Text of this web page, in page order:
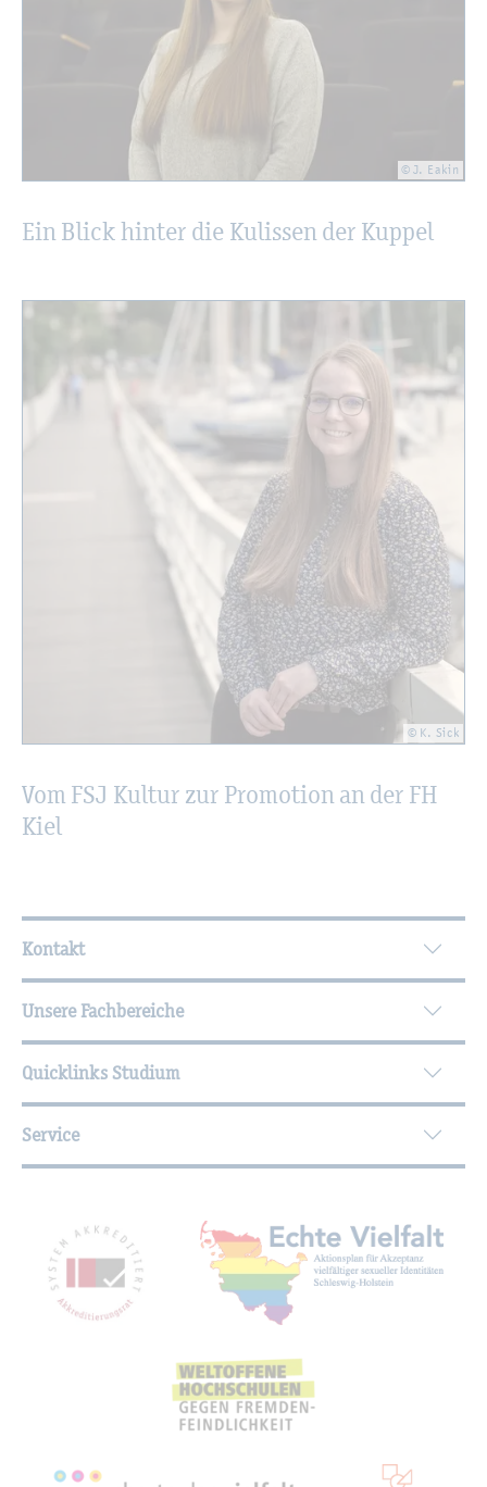
© J. Eakin
Ein Blick hin­ter die Ku­lis­sen der Kup­pel
© K. Sick
Vom FSJ Kul­tur zur Pro­mo­ti­on an der FH
Kiel
Wei­ter­füh­ren­de In­for­ma­tio­nen
Kontakt
Unsere Fachbereiche
Quicklinks Studium
Service
Mit­glied­schaf­ten,